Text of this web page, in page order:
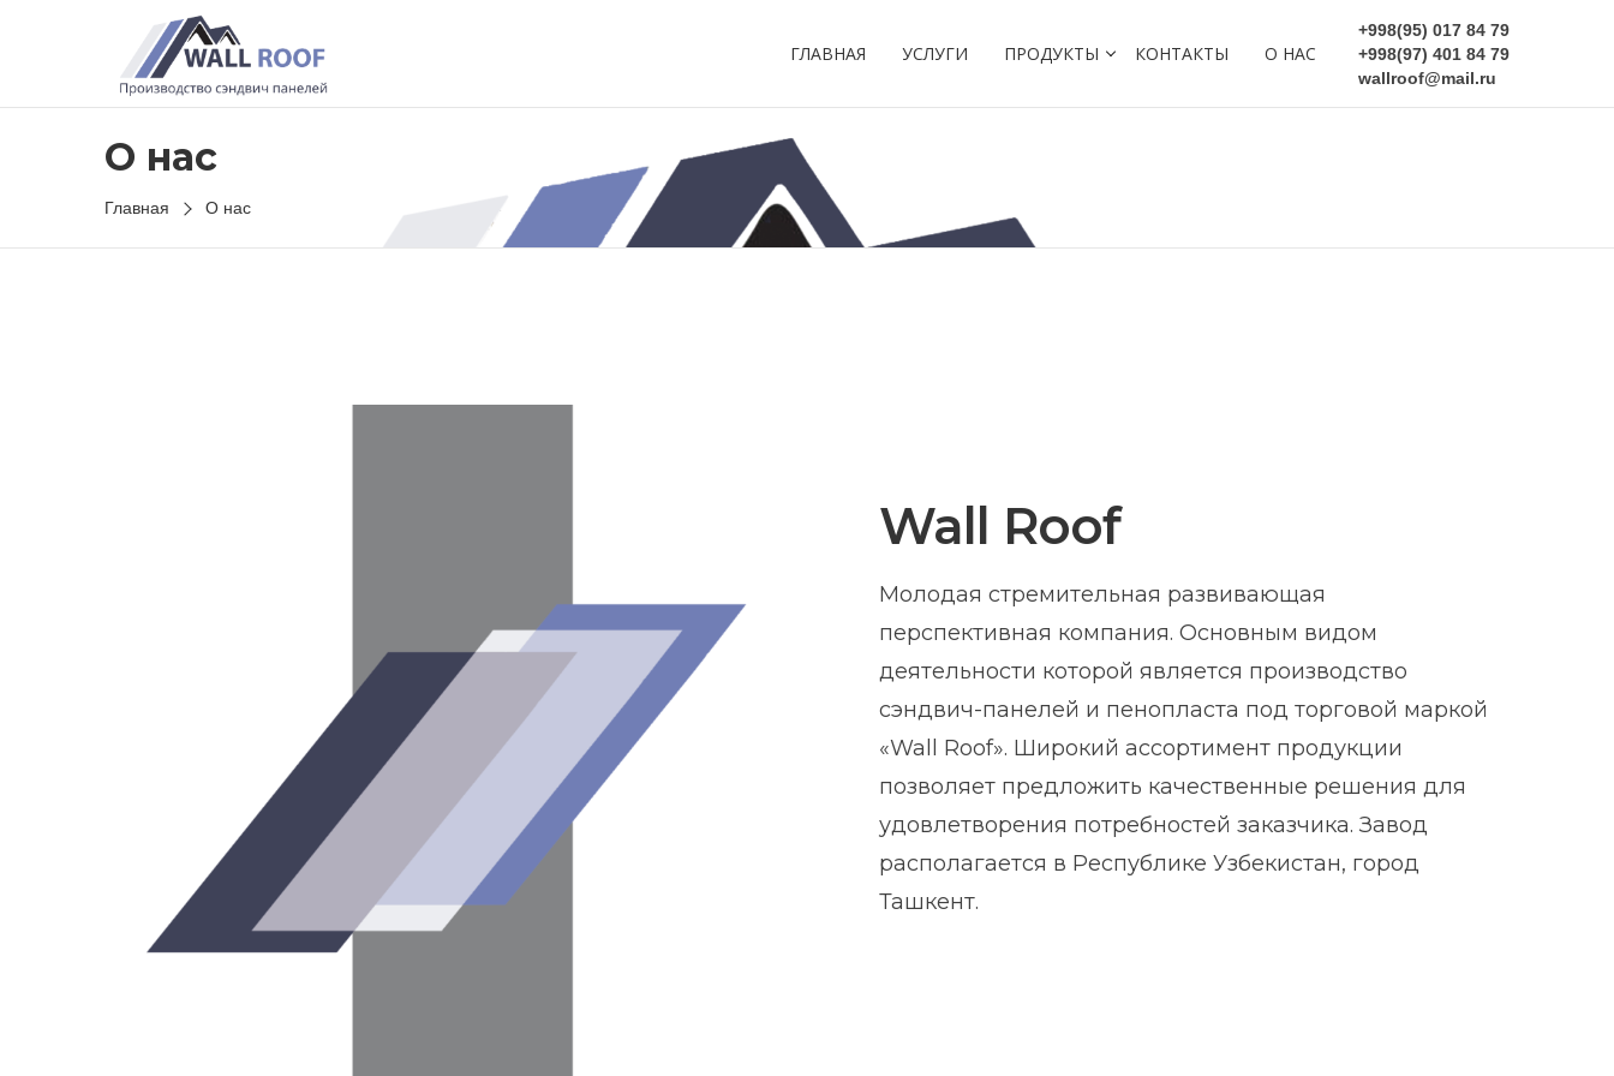
+998(95) 017 84 79
+998(97) 401 84 79
wallroof@mail.ru
ГЛАВНАЯ УСЛУГИ ПРОДУКТЫ КОНТАКТЫ О НАС
О нас
Главная О нас
Wall Roof
Молодая стремительная развивающая
перспективная компания. Основным видом
деятельности которой является производство
сэндвич-панелей и пенопласта под торговой маркой
«Wall Roof». Широкий ассортимент продукции
позволяет предложить качественные решения для
удовлетворения потребностей заказчика. Завод
располагается в Республике Узбекистан, город
Ташкент.